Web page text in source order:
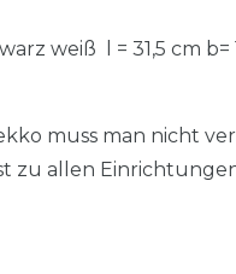
weiß l = 31,5 cm b=
muss man nicht
zu allen